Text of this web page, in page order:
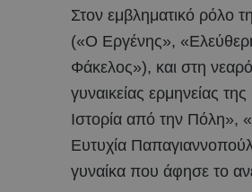
Στον εμβληματικό ρόλο
(«Ο Εργένης»,
Φάκελος»), και στη
γυναικείας ερμηνείας
Ιστορία από την Πόλη»,
Ευτυχία
γυναίκα που άφησε το